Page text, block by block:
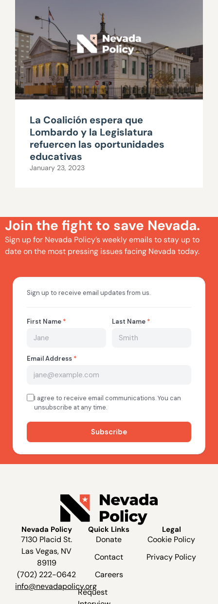
La Coalición espera que
Lombardo y la Legislatura
refuercen las oportunidades
educativas
January 23, 2023
Join the fight to save Nevada.
Sign up for Nevada Policy’s weekly emails to stay up to
date on the most pressing issues facing Nevada today.
Nevada Policy
7130 Placid St.
Las Vegas, NV
89119
(702) 222-0642
info@nevadapolicy.org
Quick Links
Donate
Contact
Careers
Request
Legal
Cookie Policy
Privacy Policy